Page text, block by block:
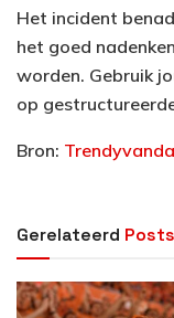
Het incident
het goed
worden. Gebruik
op
Bron:
Gerelateerd Posts